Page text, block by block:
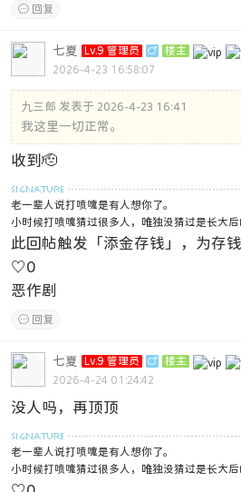
 回复
七夏 Lv.9 管理员 
楼主
2026-4-23 16:58:07
九三郎 发表于 2026-4-23 16:41
我这里一切正常。
收到🫡
老一辈人说打喷嚏是有人想你了。
小时候打喷嚏猜过很多人，唯独没猜过是长大后
此回帖触发「添金存钱」，为存
♡0
恶作剧
 回复
七夏 Lv.9 管理员 
楼主
2026-4-24 01:24:42
没人吗，再顶顶
老一辈人说打喷嚏是有人想你了。
小时候打喷嚏猜过很多人，唯独没猜过是长大后